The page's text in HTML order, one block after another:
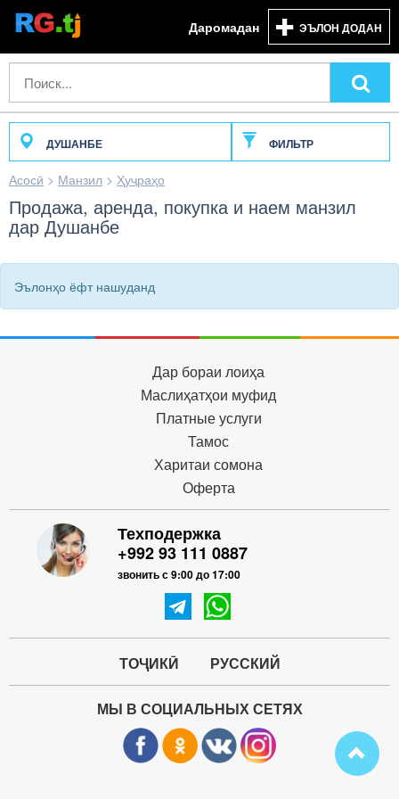
Даромадан ЭЪЛОН ДОДАН
ДУШАНБЕ ФИЛЬТР
Асосӣ > Манзил > Ҳуҷраҳо
Продажа, аренда, покупка и наем манзил
дар Душанбе
Эълонҳо ёфт нашуданд
Дар бораи лоиҳа
Маслиҳатҳои муфид
Платные услуги
Тамос
Харитаи сомона
Оферта
Техподержка
+992 93 111 0887
звонить с 9:00 до 17:00
ТОҶИКӢ РУССКИЙ
МЫ В СОЦИАЛЬНЫХ СЕТЯХ